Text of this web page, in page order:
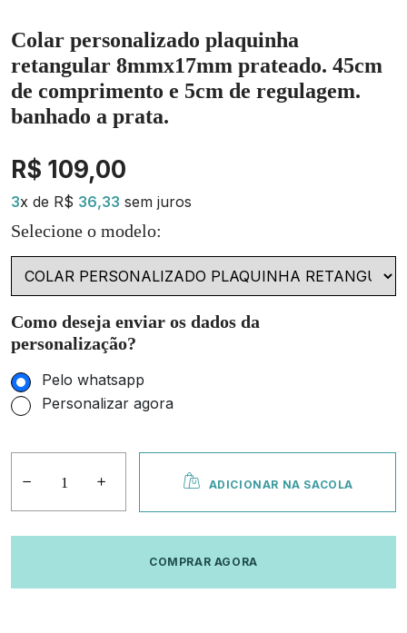
Colar personalizado plaquinha
retangular 8mmx17mm prateado. 45cm
de comprimento e 5cm de regulagem.
banhado a prata.
R$ 109,00
3x de R$ 36,33 sem juros
Selecione o modelo:
Como deseja enviar os dados da
personalização?
Pelo whatsapp
Personalizar agora
ADICIONAR NA SACOLA
COMPRAR AGORA